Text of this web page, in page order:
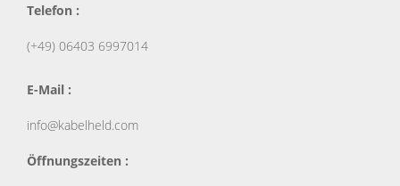
Telefon :
(+49) 06403 6997014
E-Mail :
info@kabelheld.com
Öffnungszeiten :